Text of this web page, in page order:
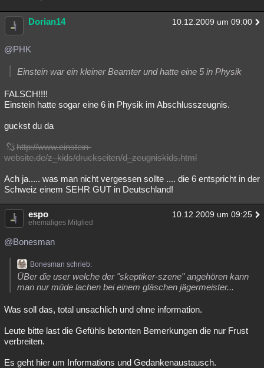
Dorian14 10.12.2009 um 09:00
@PHK
Einstein war ein kleiner Beamter und hatte eine 5 in Physik
FALSCH!!!!
Einstein hatte sogar eine 6 in Physik im Abschlusszeugnis.
guckst du da
http://www.einstein-
website.de/z_kids/druckseiten/d_zeugniskids.html
Ach ja..... was man nicht vergessen sollte .... die 6 entspricht in der
Schweiz einem SEHR GUT in Deutschland!
espo 10.12.2009 um 09:25
ehemaliges Mitglied
@Bonesman
Bonesman schrieb:
ÜBer die user welche der "skeptiker-szene" angehören kann
man nur müde lachen bei einem gläschen jägermeister...
Was soll das, total unsachlich und ohne information.
Leute bitte last die Gefühls betonten Bemerkungen die nur Frust
verbreiten.
Es geht hier um Informations und Gedankenaustausch.